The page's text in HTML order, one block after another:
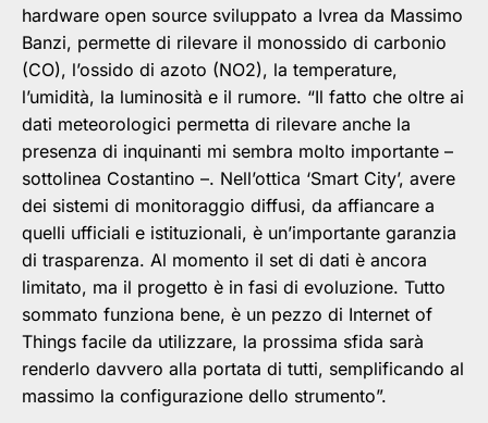
hardware open source sviluppato a Ivrea da Massimo
Banzi, permette di rilevare il monossido di carbonio
(CO), l’ossido di azoto (NO2), la temperature,
l’umidità, la luminosità e il rumore. “Il fatto che oltre ai
dati meteorologici permetta di rilevare anche la
presenza di inquinanti mi sembra molto importante –
sottolinea Costantino –. Nell’ottica ‘Smart City’, avere
dei sistemi di monitoraggio diffusi, da affiancare a
quelli ufficiali e istituzionali, è un’importante garanzia
di trasparenza. Al momento il set di dati è ancora
limitato, ma il progetto è in fasi di evoluzione. Tutto
sommato funziona bene, è un pezzo di Internet of
Things facile da utilizzare, la prossima sfida sarà
renderlo davvero alla portata di tutti, semplificando al
massimo la configurazione dello strumento”.